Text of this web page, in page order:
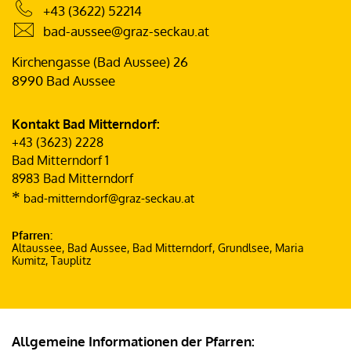
+43 (3622) 52214
bad-aussee@graz-seckau.at
Kirchengasse (Bad Aussee) 26
8990 Bad Aussee
Kontakt Bad Mitterndorf:
+43 (3623) 2228
Bad Mitterndorf 1
8983 Bad Mitterndorf
* bad-mitterndorf@graz-seckau.at
Pfarren:
Altaussee, Bad Aussee, Bad Mitterndorf, Grundlsee, Maria
Kumitz, Tauplitz
Allgemeine Informationen der Pfarren: